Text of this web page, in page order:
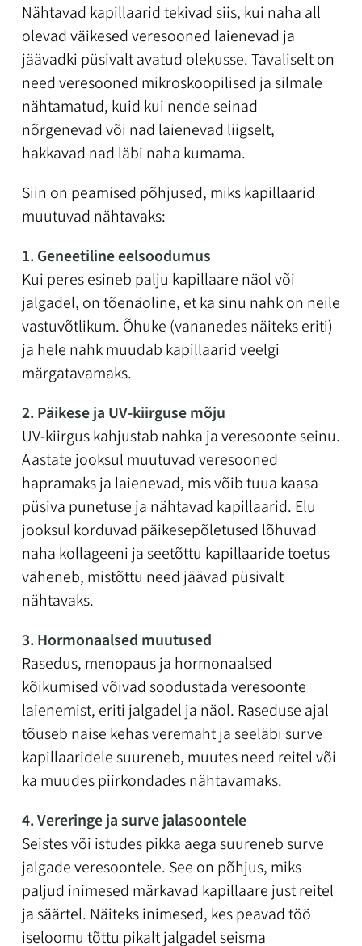
Nähtavad kapillaarid tekivad siis, kui naha all
olevad väikesed veresooned laienevad ja
jäävadki püsivalt avatud olekusse. Tavaliselt on
need veresooned mikroskoopilised ja silmale
nähtamatud, kuid kui nende seinad
nõrgenevad või nad laienevad liigselt,
hakkavad nad läbi naha kumama.
Siin on peamised põhjused, miks kapillaarid
muutuvad nähtavaks:
1. Geneetiline eelsoodumus
Kui peres esineb palju kapillaare näol või
jalgadel, on tõenäoline, et ka sinu nahk on neile
vastuvõtlikum. Õhuke (vananedes näiteks eriti)
ja hele nahk muudab kapillaarid veelgi
märgatavamaks.
2. Päikese ja UV-kiirguse mõju
UV-kiirgus kahjustab nahka ja veresoonte seinu.
Aastate jooksul muutuvad veresooned
hapramaks ja laienevad, mis võib tuua kaasa
püsiva punetuse ja nähtavad kapillaarid. Elu
jooksul korduvad päikesepõletused lõhuvad
naha kollageeni ja seetõttu kapillaaride toetus
väheneb, mistõttu need jäävad püsivalt
nähtavaks.
3. Hormonaalsed muutused
Rasedus, menopaus ja hormonaalsed
kõikumised võivad soodustada veresoonte
laienemist, eriti jalgadel ja näol. Raseduse ajal
tõuseb naise kehas veremaht ja seeläbi surve
kapillaaridele suureneb, muutes need reitel või
ka muudes piirkondades nähtavamaks.
4. Vereringe ja surve jalasoontele
Seistes või istudes pikka aega suureneb surve
jalgade veresoontele. See on põhjus, miks
paljud inimesed märkavad kapillaare just reitel
ja säärtel. Näiteks inimesed, kes peavad töö
iseloomu tõttu pikalt jalgadel seisma